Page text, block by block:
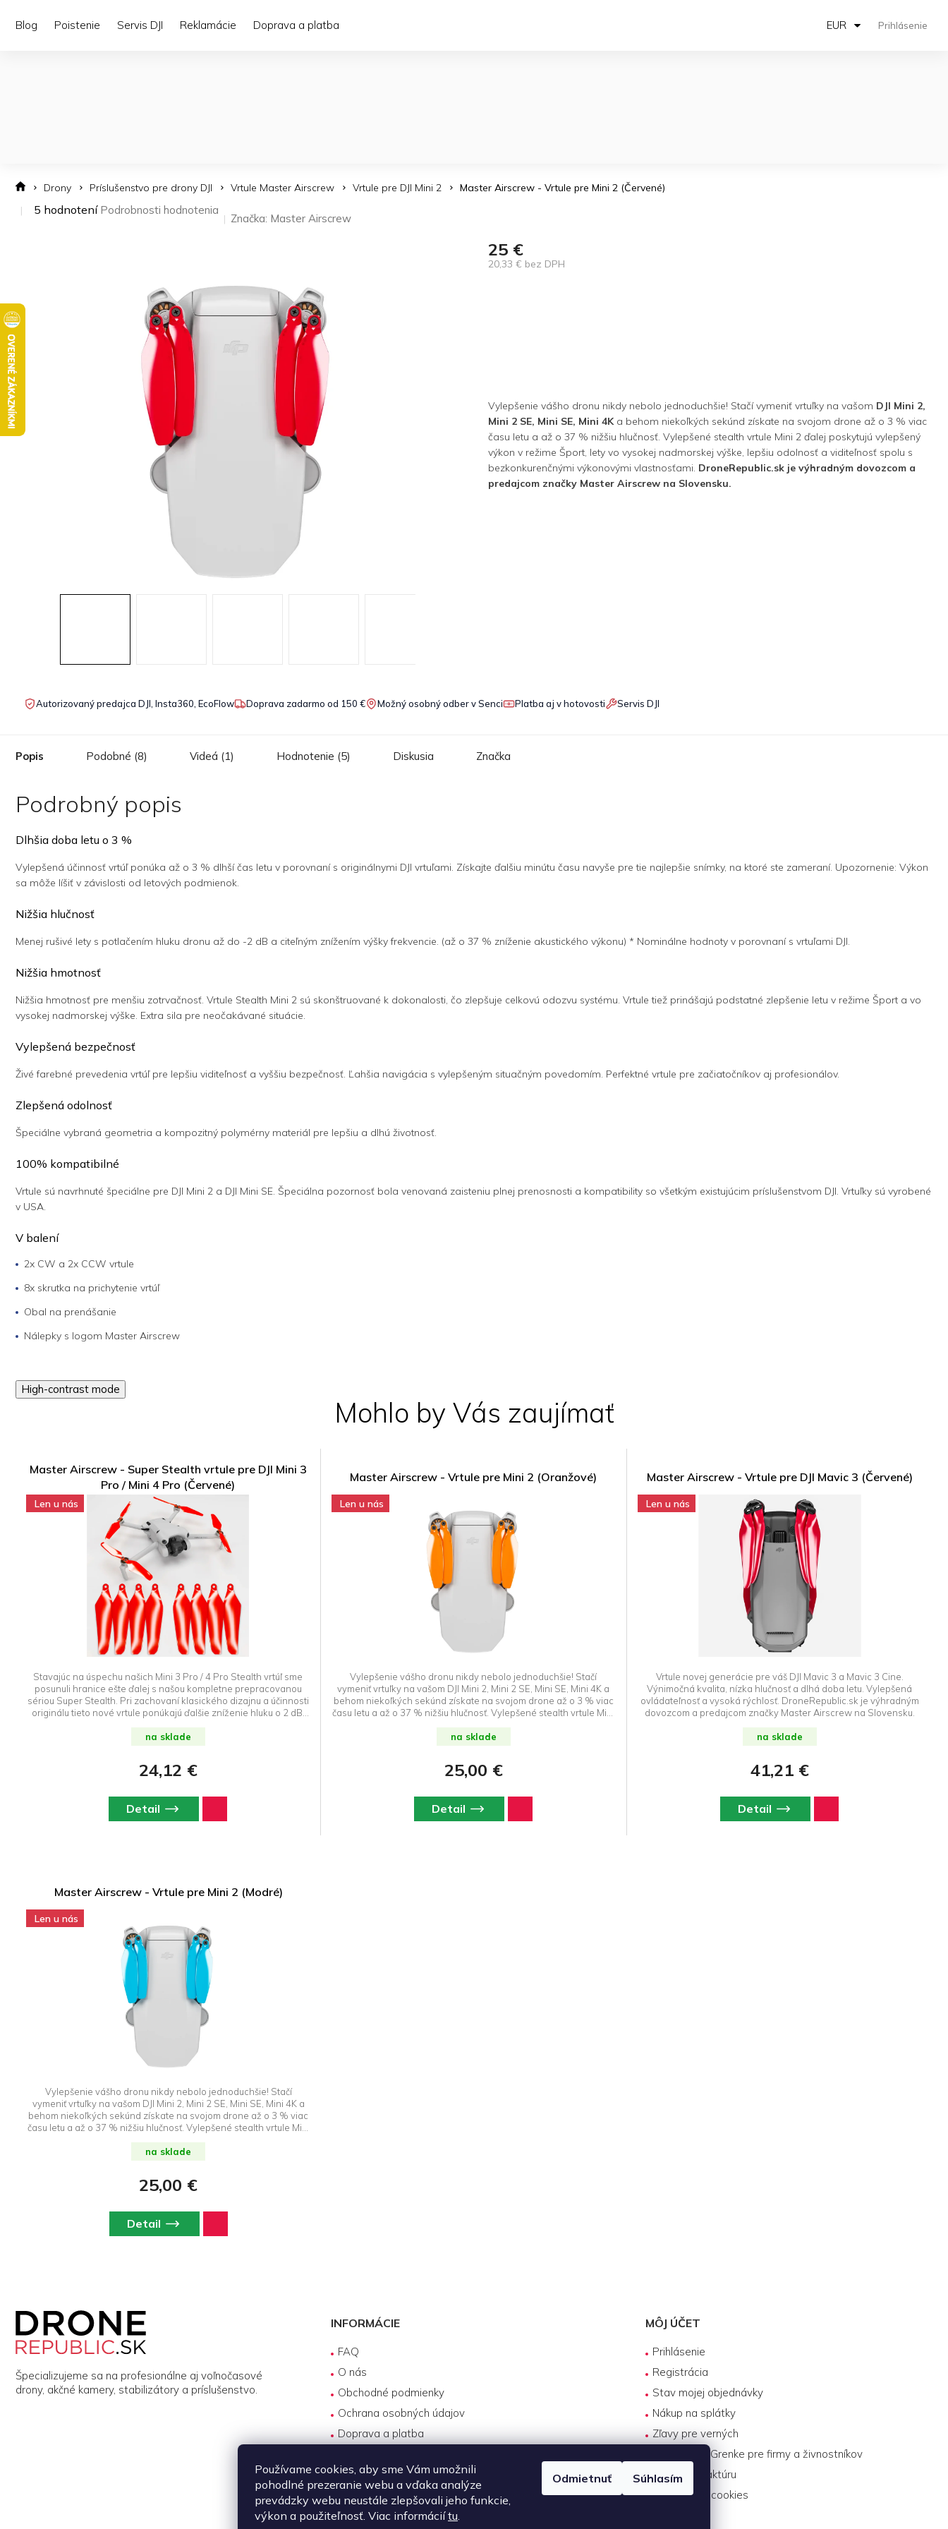
Používame cookies, aby sme Vám umožnili
pohodlné prezeranie webu a vďaka analýze
prevádzky webu neustále zlepšovali jeho funkcie,
výkon a použiteľnosť. Viac informáciítu.
Odmietnuť Súhlasím
Blog Poistenie Servis DJI Reklamácie Doprava a platba EUR Prihlásenie
Drony Príslušenstvo pre drony DJI Vrtule Master Airscrew Vrtule pre DJI Mini 2 Master Airscrew - Vrtule pre Mini 2 (Červené)
Priemerné
5 hodnotení Podrobnosti hodnotenia
Značka: Master Airscrew
25 €
20,33 € bez DPH
Vylepšenie vášho dronu nikdy nebolo jednoduchšie! Stačí vymeniť vrtuľky na vašom DJI Mini 2,
Mini 2 SE, Mini SE, Mini 4Ka behom niekoľkých sekúnd získate na svojom drone až o 3 % viac
času letu a až o 37 % nižšiu hlučnosť. Vylepšené stealth vrtule Mini 2 ďalej poskytujú vylepšený
výkon v režime Šport, lety vo vysokej nadmorskej výške, lepšiu odolnosť a viditeľnosť spolu s
bezkonkurenčnými výkonovými vlastnosťami. DroneRepublic.sk je výhradným dovozcom a
predajcom značky Master Airscrew na Slovensku.
Autorizovaný predajca DJI, Insta360, EcoFlow Doprava zadarmo od 150 € Možný osobný odber v Senci Platba aj v hotovosti Servis DJI
Popis Podobné (8) Videá (1) Hodnotenie (5) Diskusia Značka
Podrobný popis
Dlhšia doba letu o 3 %
Vylepšená účinnosť vrtúľ ponúka až o 3 % dlhší čas letu v porovnaní s originálnymi DJI vrtuľami. Získajte ďalšiu minútu času navyše pre tie najlepšie snímky, na ktoré ste zameraní. Upozornenie: Výkon
sa môže líšiť v závislosti od letových podmienok.
Nižšia hlučnosť
Menej rušivé lety s potlačením hluku dronu až do -2 dB a citeľným znížením výšky frekvencie. (až o 37 % zníženie akustického výkonu) * Nominálne hodnoty v porovnaní s vrtuľami DJI.
Nižšia hmotnosť
Nižšia hmotnosť pre menšiu zotrvačnosť. Vrtule Stealth Mini 2 sú skonštruované k dokonalosti, čo zlepšuje celkovú odozvu systému. Vrtule tiež prinášajú podstatné zlepšenie letu v režime Šport a vo
vysokej nadmorskej výške. Extra sila pre neočakávané situácie.
Vylepšená bezpečnosť
Živé farebné prevedenia vrtúľ pre lepšiu viditeľnosť a vyššiu bezpečnosť. Ľahšia navigácia s vylepšeným situačným povedomím. Perfektné vrtule pre začiatočníkov aj profesionálov.
Zlepšená odolnosť
Špeciálne vybraná geometria a kompozitný polymérny materiál pre lepšiu a dlhú životnosť.
100% kompatibilné
Vrtule sú navrhnuté špeciálne pre DJI Mini 2 a DJI Mini SE. Špeciálna pozornosť bola venovaná zaisteniu plnej prenosnosti a kompatibility so všetkým existujúcim príslušenstvom DJI. Vrtuľky sú vyrobené
v USA.
V balení
2x CW a 2x CCW vrtule
8x skrutka na prichytenie vrtúľ
Obal na prenášanie
Nálepky s logom Master Airscrew
High-contrast mode
Mohlo by Vás zaujímať
Master Airscrew - Super Stealth vrtule pre DJI Mini 3
Pro / Mini 4 Pro (Červené)
Len u nás
Stavajúc na úspechu našich Mini 3 Pro / 4 Pro Stealth vrtúľ sme
posunuli hranice ešte ďalej s našou kompletne prepracovanou
sériou Super Stealth. Pri zachovaní klasického dizajnu a účinnosti
originálu tieto nové vrtule ponúkajú ďalšie zníženie hluku o 2 dB,
prevádzku. Vrtule Super Stealth naďalej poskytujú vynikajúci
letový výkon, lepšiu ovládateľnosť a bezpečnosť, a to všetko pri
vrtule, ktoré sú ideálne pre tých, ktorí oceňujú rovnováhu výkonu a
dotykom všetkého. Produkt je vyrobený v USA. DroneRepublic.sk
je výhradným dovozcom a predajcom značky Master Airscrew na
Slovensku.
na sklade
24,12 €
Detail
Master Airscrew - Vrtule pre Mini 2 (Oranžové)
Len u nás
Vylepšenie vášho dronu nikdy nebolo jednoduchšie! Stačí
vymeniť vrtuľky na vašom DJI Mini 2, Mini 2 SE, Mini SE, Mini 4K a
behom niekoľkých sekúnd získate na svojom drone až o 3 % viac
času letu a až o 37 % nižšiu hlučnosť. Vylepšené stealth vrtule Mini
nadmorskej výške, lepšiu odolnosť a viditeľnosť spolu s
bezkonkurenčnými výkonovými vlastnosťami. DroneRepublic.sk je
Slovensku.
na sklade
25,00 €
Detail
Master Airscrew - Vrtule pre DJI Mavic 3 (Červené)
Len u nás
Vrtule novej generácie pre váš DJI Mavic 3 a Mavic 3 Cine.
Výnimočná kvalita, nízka hlučnosť a dlhá doba letu. Vylepšená
ovládateľnosť a vysoká rýchlosť. DroneRepublic.sk je výhradným
dovozcom a predajcom značky Master Airscrew na Slovensku.
na sklade
41,21 €
Detail
Master Airscrew - Vrtule pre Mini 2 (Modré)
Len u nás
Vylepšenie vášho dronu nikdy nebolo jednoduchšie! Stačí
vymeniť vrtuľky na vašom DJI Mini 2, Mini 2 SE, Mini SE, Mini 4K a
behom niekoľkých sekúnd získate na svojom drone až o 3 % viac
času letu a až o 37 % nižšiu hlučnosť. Vylepšené stealth vrtule Mini
nadmorskej výške, lepšiu odolnosť a viditeľnosť spolu s
bezkonkurenčnými výkonovými vlastnosťami. DroneRepublic.sk je
Slovensku.
na sklade
25,00 €
Detail
Špecializujeme sa na profesionálne aj voľnočasové
drony, akčné kamery, stabilizátory a príslušenstvo.
INFORMÁCIE
FAQ
O nás
Obchodné podmienky
Ochrana osobných údajov
Doprava a platba
Servis produktov DJI
Návody na používanie
Požičovňa produktov
MÔJ ÚČET
Prihlásenie
Registrácia
Stav mojej objednávky
Nákup na splátky
Zľavy pre verných
Biznis lízing Grenke pre firmy a živnostníkov
Platba na faktúru
Nastavenie cookies